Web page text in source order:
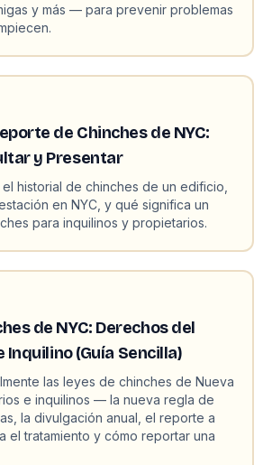
y más — para prevenir problemas
de Chinches de NYC:
y Presentar
historial de chinches de un edificio,
en NYC, y qué significa un
para inquilinos y propietarios.
de NYC: Derechos del
Inquilino (Guía Sencilla)
las leyes de chinches de Nueva
e inquilinos — la nueva regla de
la divulgación anual, el reporte a
el tratamiento y cómo reportar una